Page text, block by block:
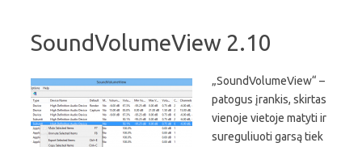
SoundVolumeView 2.10
„SoundVolumeView“ –
patogus įrankis, skirtas
vienoje vietoje matyti ir
sureguliuoti garsą tiek